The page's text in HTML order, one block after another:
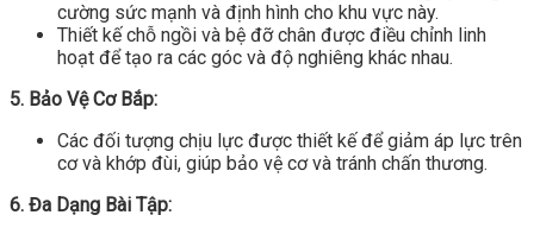
cường sức mạnh và định hình cho khu vực này.
Thiết kế chỗ ngồi và bệ đỡ chân được điều chỉnh linh
hoạt để tạo ra các góc và độ nghiêng khác nhau.
5. Bảo Vệ Cơ Bắp:
Các đối tượng chịu lực được thiết kế để giảm áp lực trên
cơ và khớp đùi, giúp bảo vệ cơ và tránh chấn thương.
6. Đa Dạng Bài Tập: